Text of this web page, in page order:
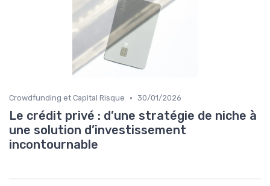
Crowdfunding et Capital Risque • 30/01/2026
Le crédit privé : d’une stratégie de niche à
une solution d’investissement
incontournable